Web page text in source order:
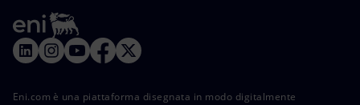
Eni.com è una piattaforma disegnata in modo digitalmente